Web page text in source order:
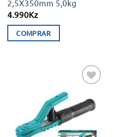
2,5X350mm 5,0kg
4.990Kz
COMPRAR
Adicionar
aos meus
desejos